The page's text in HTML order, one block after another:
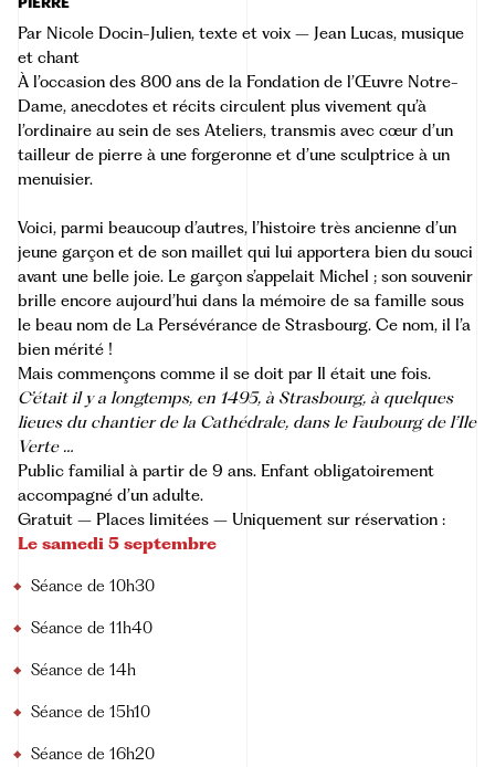
Par Nicole Docin-Julien, texte et voix – Jean Lucas, musique
et chant
À l’occasion des 800 ans de la Fondation de l’Œuvre Notre-
Dame, anecdotes et récits circulent plus vivement qu’à
l’ordinaire au sein de ses Ateliers, transmis avec cœur d’un
tailleur de pierre à une forgeronne et d’une sculptrice à un
menuisier.
Voici, parmi beaucoup d’autres, l’histoire très ancienne d’un
jeune garçon et de son maillet qui lui apportera bien du souci
avant une belle joie. Le garçon s’appelait Michel ; son souvenir
brille encore aujourd’hui dans la mémoire de sa famille sous
le beau nom de La Persévérance de Strasbourg. Ce nom, il l’a
bien mérité !
Mais commençons comme il se doit par Il était une fois.
C’était il y a longtemps, en 1495, à Strasbourg, à quelques
lieues du chantier de la Cathédrale, dans le Faubourg de l’Ile
Verte …
Public familial à partir de 9 ans. Enfant obligatoirement
accompagné d’un adulte.
Gratuit – Places limitées – Uniquement sur réservation :
Le samedi 5 septembre
Séance de 10h30
Séance de 11h40
Séance de 14h
Séance de 15h10
Séance de 16h20